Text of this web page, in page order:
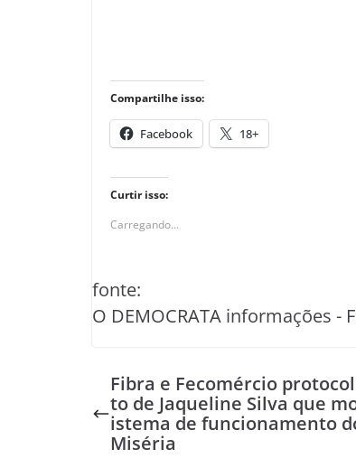
Compartilhe isso:
Facebook 18+
Curtir isso:
Carregando...
fonte:
O DEMOCRATA informações -
Fibra e Fecomércio
to de Jaqueline Silva que
istema de funcionamento
Miséria